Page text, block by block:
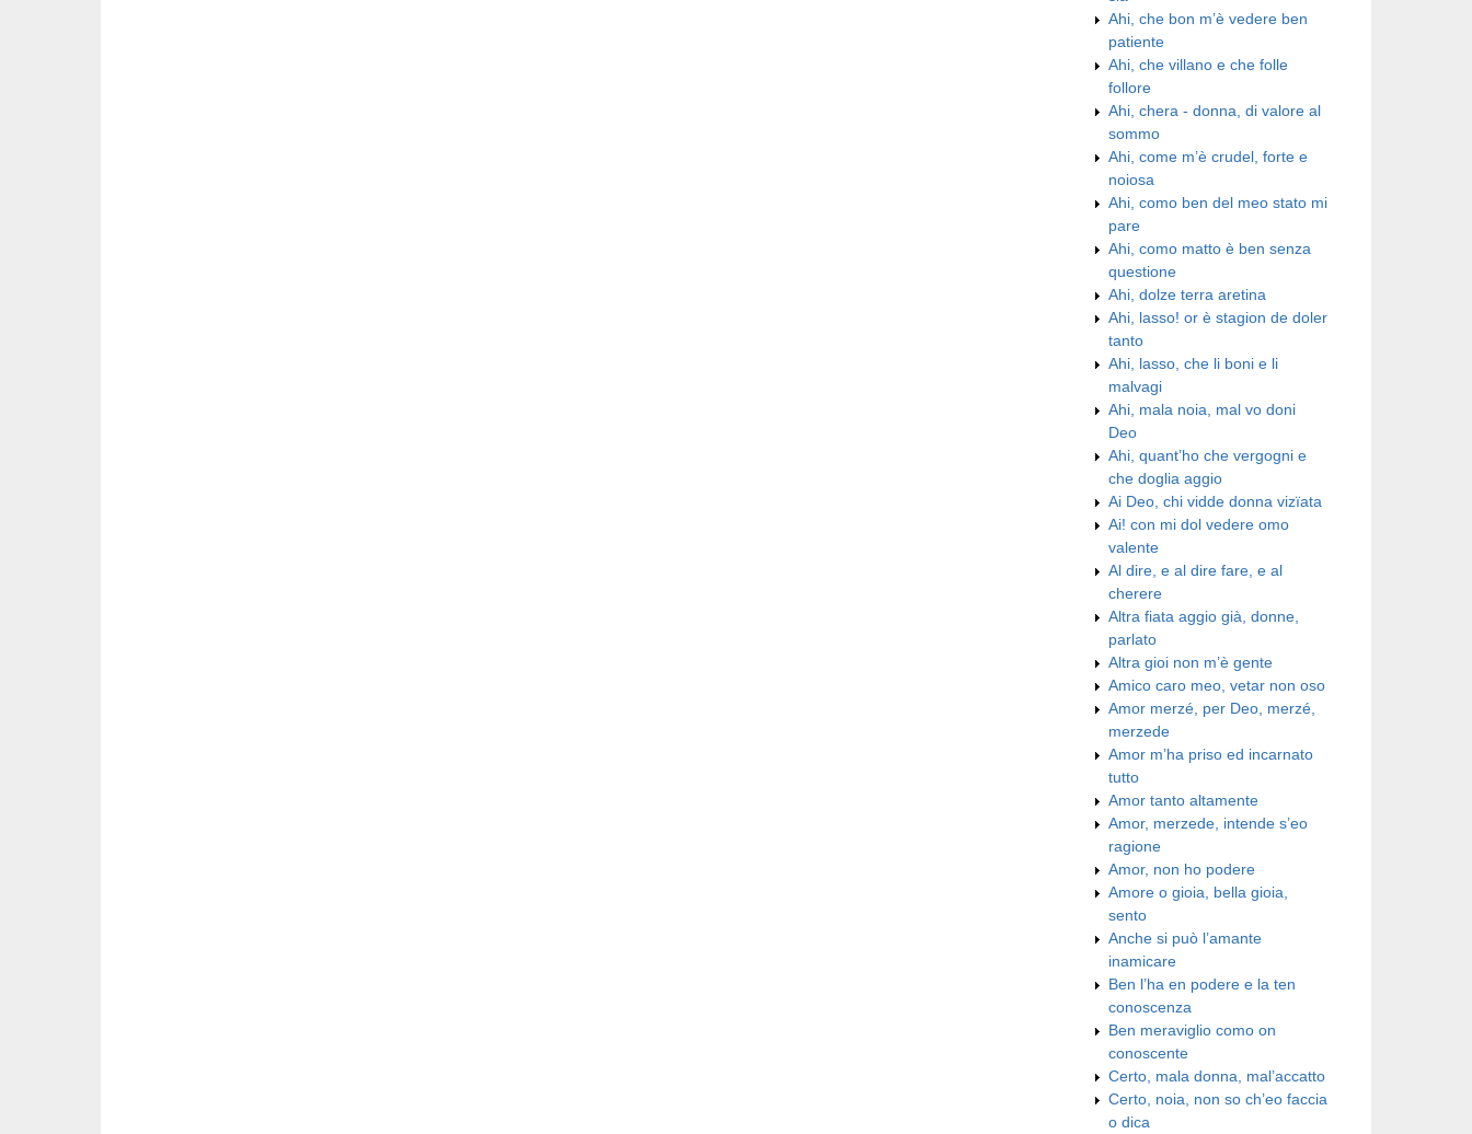
Ahi, che bon m’è vedere ben
patiente
Ahi, che villano e che folle
follore
Ahi, chera - donna, di valore al
sommo
Ahi, come m’è crudel, forte e
noiosa
Ahi, como ben del meo stato mi
pare
Ahi, como matto è ben senza
questione
Ahi, dolze terra aretina
Ahi, lasso! or è stagion de doler
tanto
Ahi, lasso, che li boni e li
malvagi
Ahi, mala noia, mal vo doni
Deo
Ahi, quant’ho che vergogni e
che doglia aggio
Ai Deo, chi vidde donna vizïata
Ai! con mi dol vedere omo
valente
Al dire, e al dire fare, e al
cherere
Altra fiata aggio già, donne,
parlato
Altra gioi non m’è gente
Amico caro meo, vetar non oso
Amor merzé, per Deo, merzé,
merzede
Amor m’ha priso ed incarnato
tutto
Amor tanto altamente
Amor, merzede, intende s’eo
ragione
Amor, non ho podere
Amore o gioia, bella gioia,
sento
Anche si può l’amante
inamicare
Ben l’ha en podere e la ten
conoscenza
Ben meraviglio como on
conoscente
Certo, mala donna, mal’accatto
Certo, noia, non so ch’eo faccia
o dica